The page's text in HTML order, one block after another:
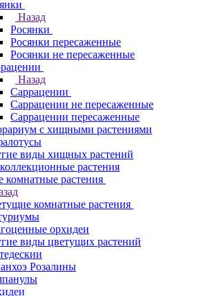
Назад
Росянки
Росянки пересаженные
Росянки не пересаженные
Назад
Саррацении
Саррацении не пересаженные
Саррацении пересаженные
с хищными растениями
виды хищных растений
растения
комнатные растения
комнатные растения
орхидеи
виды цветущих растений
Розалины